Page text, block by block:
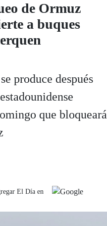
de Ormuz
a buques
produce después
que bloqueará
El Día en